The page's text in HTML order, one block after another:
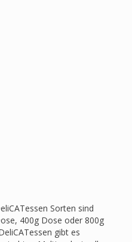
Sorten sind
400g Dose oder 800g
gibt es